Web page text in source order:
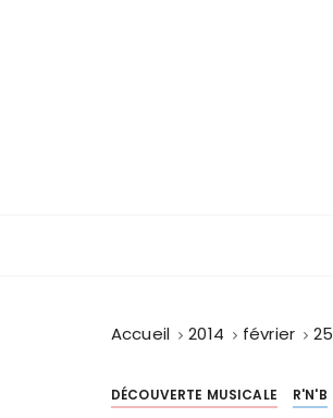
Accueil 2014 février 25
DÉCOUVERTE MUSICALE R'N'B